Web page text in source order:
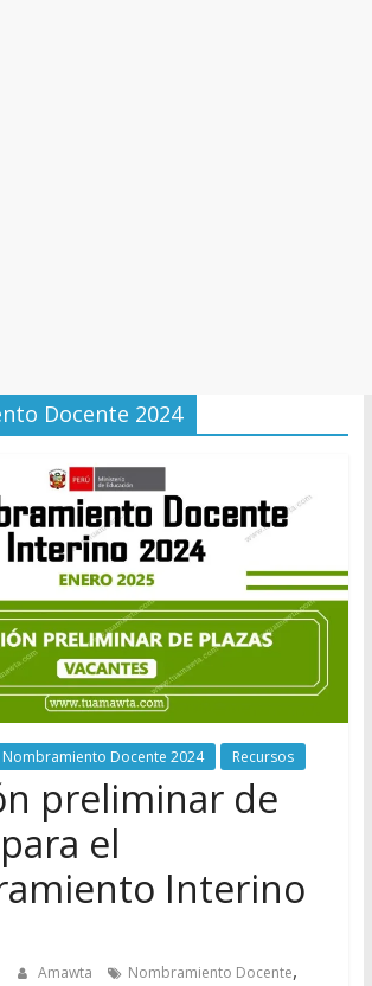
Docente 2024
Nombramiento Docente 2024 Recursos
preliminar de
el
Interino
Amawta Nombramiento Docente,